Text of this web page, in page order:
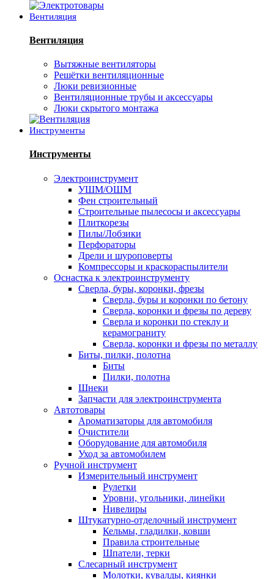
Вентиляция
Вентиляция
Вытяжные вентиляторы
Решётки вентиляционные
Люки ревизионные
Вентиляционные трубы и аксессуары
Люки скрытого монтажа
Инструменты
Инструменты
Электроинструмент
УШМ/ОШМ
Фен строительный
Строительные пылесосы и аксессуары
Плиткорезы
Пилы/Лобзики
Перфораторы
Дрели и шуроповерты
Компрессоры и краскораспылители
Оснастка к электроинструменту
Сверла, буры, коронки, фрезы
Сверла, буры и коронки по бетону
Сверла, коронки и фрезы по дереву
Сверла и коронки по стеклу и
керамограниту
Сверла, коронки и фрезы по металлу
Биты, пилки, полотна
Биты
Пилки, полотна
Шнеки
Запчасти для электроинструмента
Автотовары
Ароматизаторы для автомобиля
Очистители
Оборудование для автомобиля
Уход за автомобилем
Ручной инструмент
Измерительный инструмент
Рулетки
Уровни, угольники, линейки
Нивелиры
Штукатурно-отделочный инструмент
Кельмы, гладилки, ковши
Правила строительные
Шпатели, терки
Слесарный инструмент
Молотки, кувалды, киянки